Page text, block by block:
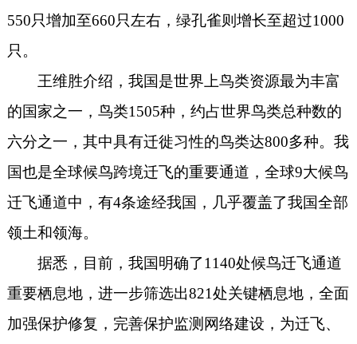
550只增加至660只左右，绿孔雀则增长至超过1000
只。
王维胜介绍，我国是世界上鸟类资源最为丰富
的国家之一，鸟类1505种，约占世界鸟类总种数的
六分之一，其中具有迁徙习性的鸟类达800多种。我
国也是全球候鸟跨境迁飞的重要通道，全球9大候鸟
迁飞通道中，有4条途经我国，几乎覆盖了我国全部
领土和领海。
据悉，目前，我国明确了1140处候鸟迁飞通道
重要栖息地，进一步筛选出821处关键栖息地，全面
加强保护修复，完善保护监测网络建设，为迁飞、